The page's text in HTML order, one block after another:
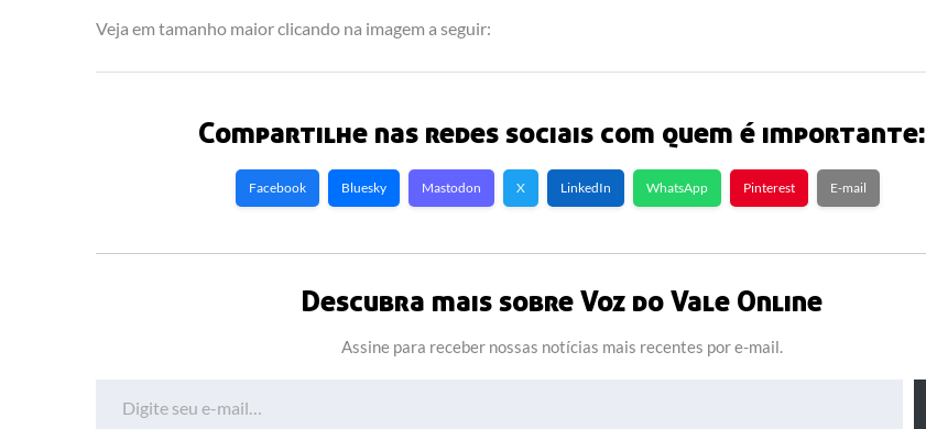
Veja em tamanho maior clicando na imagem a seguir:
Compartilhe nas redes sociais com quem é importante:
Facebook Bluesky Mastodon X LinkedIn WhatsApp Pinterest E-mail
Descubra mais sobre Voz do Vale Online
Assine para receber nossas notícias mais recentes por e-mail.